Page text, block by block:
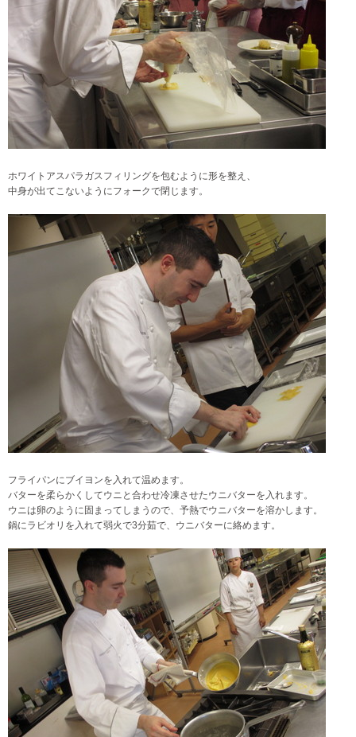
ホワイトアスパラガスフィリングを包むように形を整え、
中身が出てこないようにフォークで閉じます。
フライパンにブイヨンを入れて温めます。
バターを柔らかくしてウニと合わせ冷凍させたウニバターを入れます。
ウニは卵のように固まってしまうので、予熱でウニバターを溶かします。
鍋にラビオリを入れて弱火で3分茹で、 ウニバターに絡めます。